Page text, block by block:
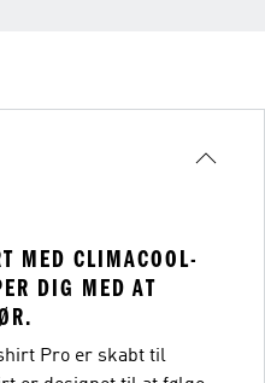
MED CLIMACOOL-
DIG MED AT
Pro er skabt til